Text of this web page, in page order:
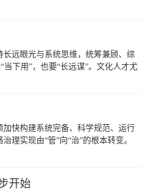
践行中国特色反腐败之路，打好金
远眼光与系统思维，统筹兼顾、综
当下用”，也要“长远谋”。文化人才尤
必须深刻洞察当前人才队伍呈现的
快构建系统完备、科学规范、运行
理实现由“管”向“治”的根本转变。
开始